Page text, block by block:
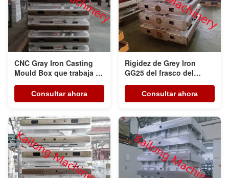
CNC Gray Iron Casting
Mould Box que trabaja a
máquina de centro
Consultar ahora
Rigidez de Grey Iron
GG25 del frasco del
bastidor del metal de la
fundición alta
Consultar ahora